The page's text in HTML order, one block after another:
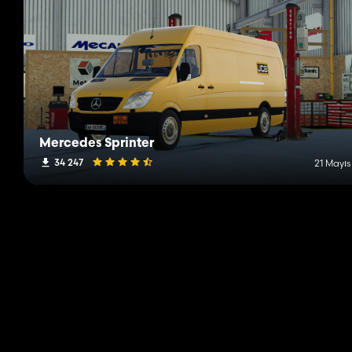
Mercedes Sprinter
34 247 21